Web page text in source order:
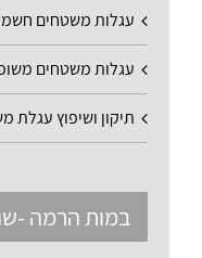
עגלות משטחים
עגלות משטחים
תיקון ושיפוץ עגלת
במות הרמה -